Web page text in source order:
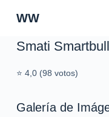
SWW
Smati
⭐ 4,0 (98 votos)
Galería de